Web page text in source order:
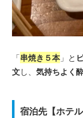
「串焼き５本」と
文し、 気持ちよく
宿泊先【ホテ